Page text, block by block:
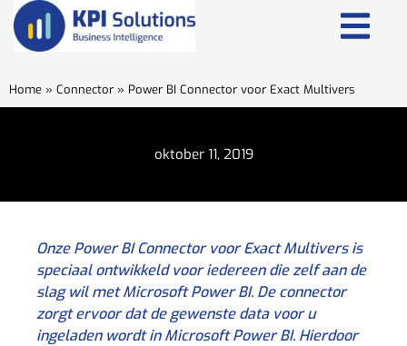
Home » Connector » Power BI Connector voor Exact Multivers
oktober 11, 2019
Onze Power BI Connector voor Exact Multivers is
speciaal ontwikkeld voor iedereen die zelf aan de
slag wil met Microsoft Power BI. De connector
zorgt ervoor dat de gewenste data voor u
ingeladen wordt in Microsoft Power BI. Hierdoor